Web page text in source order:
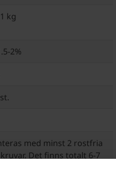
kg
2%
med minst 2 rostfria
Det finns totalt 6-7